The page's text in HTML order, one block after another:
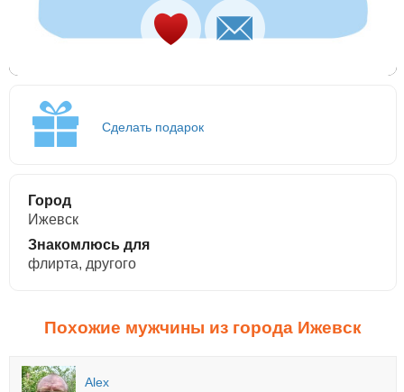
Сделать подарок
Город
Ижевск
Знакомлюсь для
флирта, другого
Похожие мужчины из города Ижевск
Alex